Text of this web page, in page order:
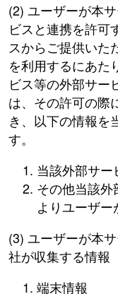
(2) ユーザーが本
ビスと連携を許可
スからご提供いた
を利用するにあた
ビス等の外部サー
は、その許可の際
き、以下の情報を
す。
当該外部サ
その他当該
よりユーザ
(3) ユーザーが本
社が収集する情報
端末情報